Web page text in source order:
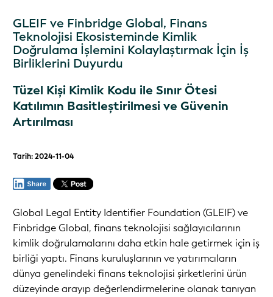
GLEIF ve Finbridge Global, Finans
Teknolojisi Ekosisteminde Kimlik
Doğrulama İşlemini Kolaylaştırmak İçin İş
Birliklerini Duyurdu
Tüzel Kişi Kimlik Kodu ile Sınır Ötesi
Katılımın Basitleştirilmesi ve Güvenin
Artırılması
Tarih: 2024-11-04
Global Legal Entity Identifier Foundation (GLEIF) ve
Finbridge Global, finans teknolojisi sağlayıcılarının
kimlik doğrulamalarını daha etkin hale getirmek için iş
birliği yaptı. Finans kuruluşlarının ve yatırımcıların
dünya genelindeki finans teknolojisi şirketlerini ürün
düzeyinde arayıp değerlendirmelerine olanak tanıyan